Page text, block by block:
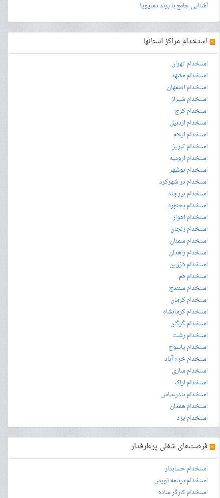
آشنایی جامع با برند دماپویا
» استخدام مراکز استانها
استخدام تهران
استخدام مشهد
استخدام اصفهان
استخدام شیراز
استخدام کرج
استخدام اردبیل
استخدام ایلام
استخدام تبریز
استخدام ارومیه
استخدام بوشهر
استخدام در شهرکرد
استخدام بیرجند
استخدام بجنورد
استخدام اهواز
استخدام زنجان
استخدام سمنان
استخدام زاهدان
استخدام قزوین
استخدام قم
استخدام سنندج
استخدام کرمان
استخدام کرمانشاه
استخدام گرگان
استخدام رشت
استخدام یاسوج
استخدام خرم آباد
استخدام ساری
استخدام اراک
استخدام بندرعباس
استخدام همدان
استخدام یزد
» فرصت‌های شغلی پرطرفدار
استخدام حسابدار
استخدام برنامه نویس
استخدام کارگر ساده